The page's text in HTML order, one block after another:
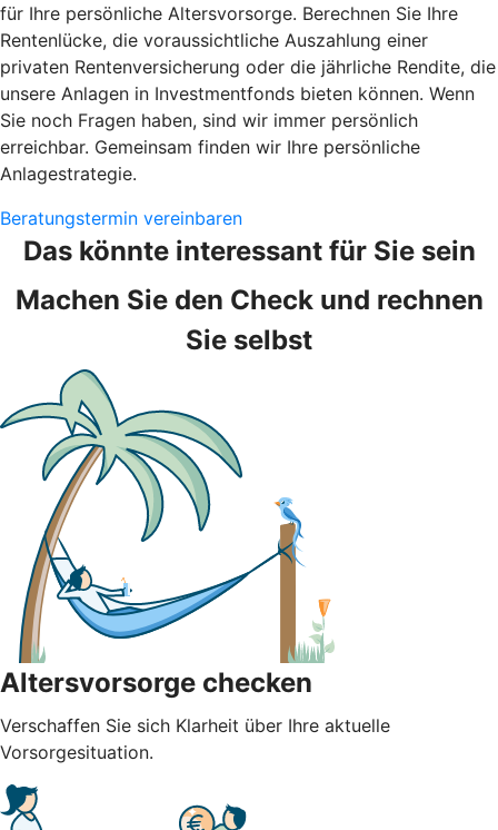
für Ihre persönliche Altersvorsorge. Berechnen Sie Ihre
Rentenlücke, die voraussichtliche Auszahlung einer
privaten Rentenversicherung oder die jährliche Rendite, die
unsere Anlagen in Investmentfonds bieten können. Wenn
Sie noch Fragen haben, sind wir immer persönlich
erreichbar. Gemeinsam finden wir Ihre persönliche
Anlagestrategie.
Beratungstermin vereinbaren
Das könnte interessant für Sie sein
Machen Sie den Check und rechnen
Sie selbst
Altersvorsorge checken
Verschaffen Sie sich Klarheit über Ihre aktuelle
Vorsorgesituation.